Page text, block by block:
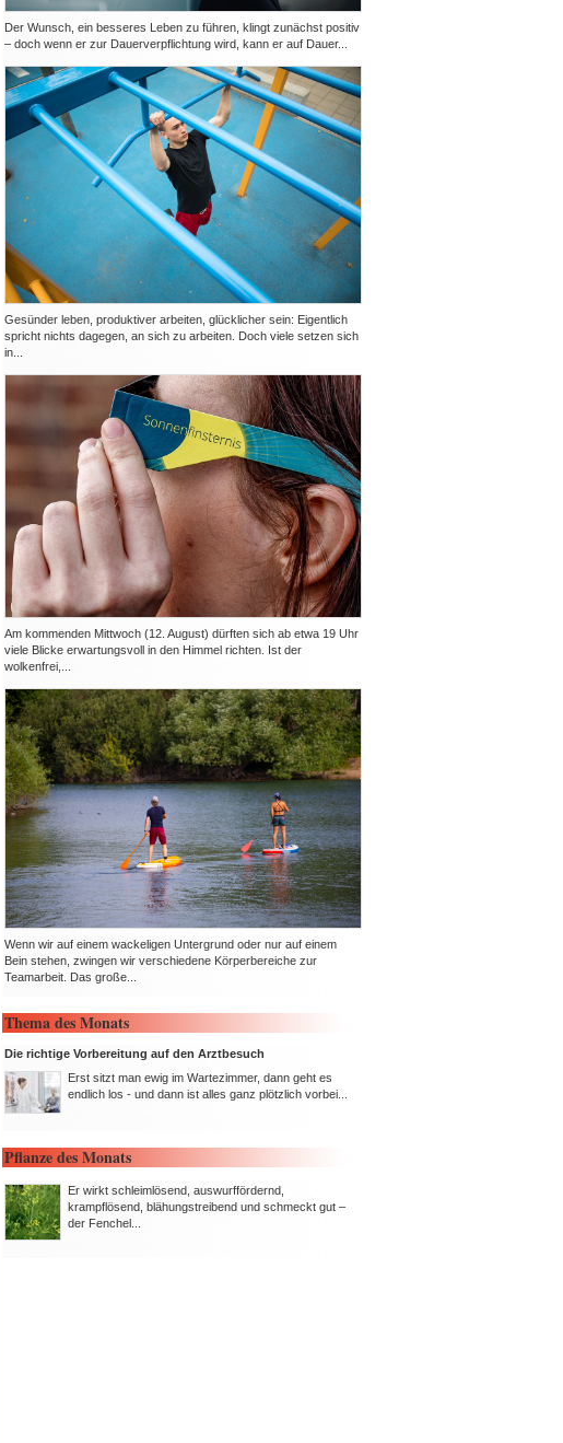
Der Wunsch, ein besseres Leben zu führen, klingt zunächst positiv
– doch wenn er zur Dauerverpflichtung wird, kann er auf Dauer...
Gesünder leben, produktiver arbeiten, glücklicher sein: Eigentlich
spricht nichts dagegen, an sich zu arbeiten. Doch viele setzen sich
in...
Am kommenden Mittwoch (12. August) dürften sich ab etwa 19 Uhr
viele Blicke erwartungsvoll in den Himmel richten. Ist der
wolkenfrei,...
Wenn wir auf einem wackeligen Untergrund oder nur auf einem
Bein stehen, zwingen wir verschiedene Körperbereiche zur
Teamarbeit. Das große...
Thema des Monats
Die richtige Vorbereitung auf den Arztbesuch
Erst sitzt man ewig im Wartezimmer, dann geht es
endlich los - und dann ist alles ganz plötzlich vorbei...
Pflanze des Monats
Er wirkt schleimlösend, auswurffördernd,
krampflösend, blähungstreibend und schmeckt gut –
der Fenchel...